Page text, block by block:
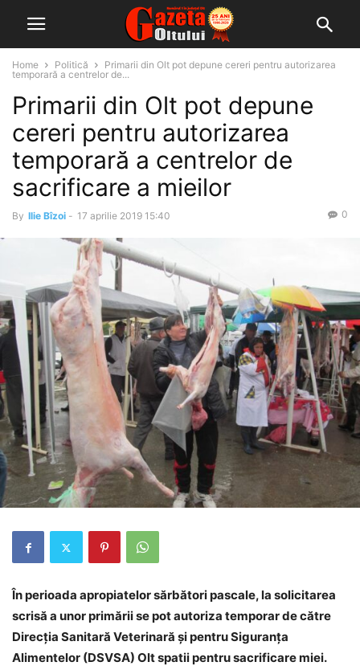
Home Politică
Primarii din Olt pot depune cereri pentru autorizarea
temporară a centrelor de...
Primarii din Olt pot depune
cereri pentru autorizarea
temporară a centrelor de
sacrificare a mieilor
By Ilie Bîzoi - 17 aprilie 2019 15:40 0
În perioada apropiatelor sărbători pascale,la solicitarea
scrisă a unor primării se pot autoriza temporar de către
Direcţia Sanitară Veterinară și pentru Siguranța
Alimentelor (DSVSA) Olt spatii pentru sacrificare miei.